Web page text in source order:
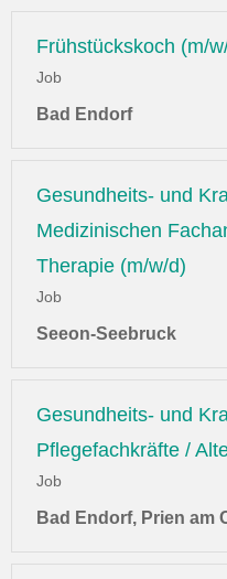
Frühstückskoch (m/
Job
Bad Endorf
Gesundheits- und
Medizinischen
Therapie (m/w/d)
Job
Seeon-Seebruck
Gesundheits- und
Pflegefachkräfte /
Job
Bad Endorf, Prien am